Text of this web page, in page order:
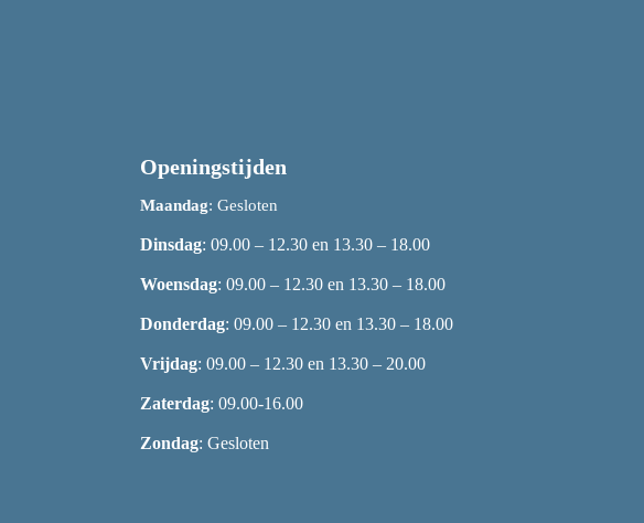
Openingstijden
Maandag: Gesloten
Dinsdag: 09.00 – 12.30 en 13.30 – 18.00
Woensdag: 09.00 – 12.30 en 13.30 – 18.00
Donderdag: 09.00 – 12.30 en 13.30 – 18.00
Vrijdag: 09.00 – 12.30 en 13.30 – 20.00
Zaterdag: 09.00-16.00
Zondag: Gesloten